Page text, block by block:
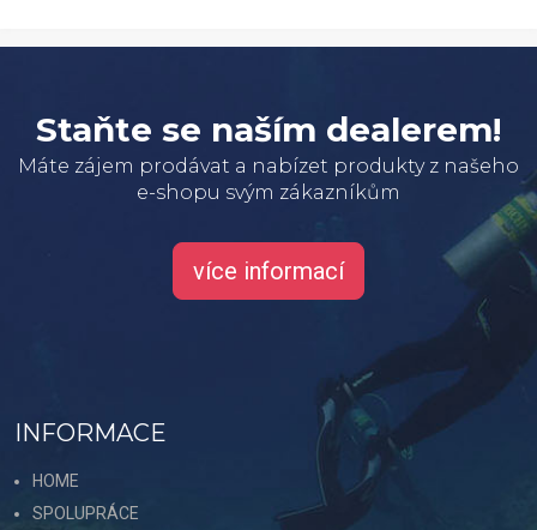
Staňte se naším dealerem!
Máte zájem prodávat a nabízet produkty z našeho
e-shopu svým zákazníkům
více informací
INFORMACE
HOME
SPOLUPRÁCE